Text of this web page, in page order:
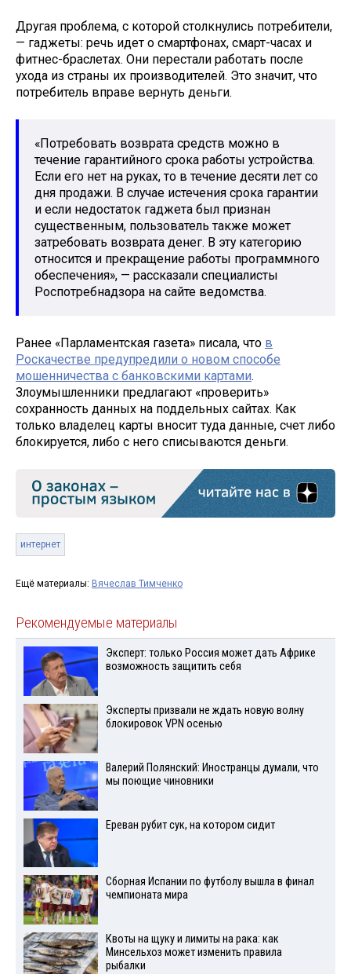
Другая проблема, с которой столкнулись потребители,
— гаджеты: речь идет о смартфонах, смарт-часах и
фитнес-браслетах. Они перестали работать после
ухода из страны их производителей. Это значит, что
потребитель вправе вернуть деньги.
«Потребовать возврата средств можно в
течение гарантийного срока работы устройства.
Если его нет на руках, то в течение десяти лет со
дня продажи. В случае истечения срока гарантии
и если недостаток гаджета был признан
существенным, пользователь также может
затребовать возврата денег. В эту категорию
относится и прекращение работы программного
обеспечения», — рассказали специалисты
Роспотребнадзора на сайте ведомства.
Ранее «Парламентская газета» писала, что в
Роскачестве предупредили о новом способе
мошенничества с банковскими картами.
Злоумышленники предлагают «проверить»
сохранность данных на поддельных сайтах. Как
только владелец карты вносит туда данные, счет либо
блокируется, либо с него списываются деньги.
интернет
Ещё материалы: Вячеслав Тимченко
Рекомендуемые материалы
Эксперт: только Россия может дать Африке
возможность защитить себя
Эксперты призвали не ждать новую волну
блокировок VPN осенью
Валерий Полянский: Иностранцы думали, что
мы поющие чиновники
Ереван рубит сук, на котором сидит
Сборная Испании по футболу вышла в финал
чемпионата мира
Квоты на щуку и лимиты на рака: как
Минсельхоз может изменить правила
рыбалки